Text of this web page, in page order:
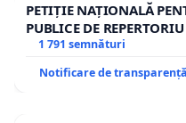
PETIȚIE NAȚIONALĂ
PUBLICE DE
1 791 semnături
Notificare de transparență